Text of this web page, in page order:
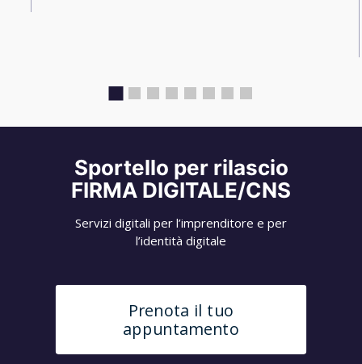
Sportello per rilascio
FIRMA DIGITALE/CNS
Servizi digitali per l’imprenditore e per
l’identità digitale
Prenota il tuo
appuntamento